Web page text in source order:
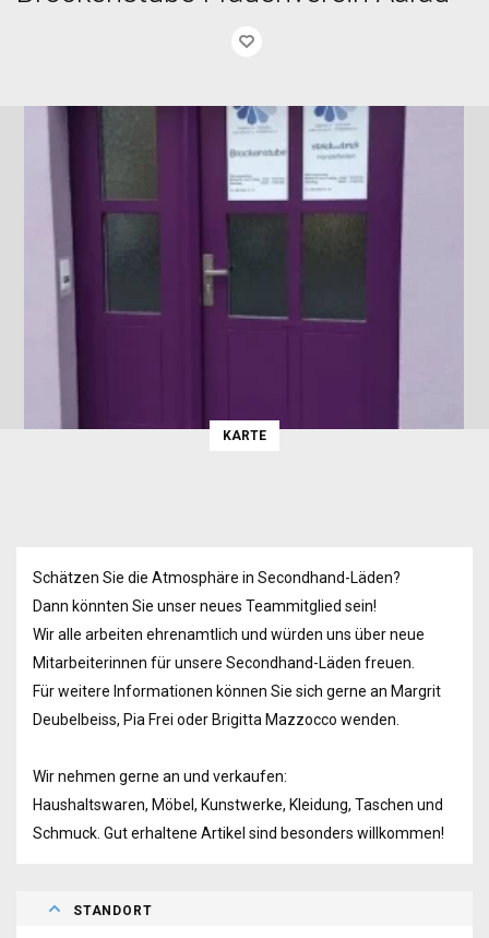
KARTE
Schätzen Sie die Atmosphäre in Secondhand-Läden?
Dann könnten Sie unser neues Teammitglied sein!
Wir alle arbeiten ehrenamtlich und würden uns über neue
Mitarbeiterinnen für unsere Secondhand-Läden freuen.
Für weitere Informationen können Sie sich gerne an Margrit
Deubelbeiss, Pia Frei oder Brigitta Mazzocco wenden.
Wir nehmen gerne an und verkaufen:
Haushaltswaren, Möbel, Kunstwerke, Kleidung, Taschen und
Schmuck. Gut erhaltene Artikel sind besonders willkommen!
STANDORT